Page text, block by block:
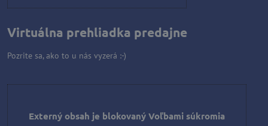
Virtuálna prehliadka predajne
Pozrite sa, ako to u nás vyzerá :-)
Externý obsah je blokovaný Voľbami súkromia